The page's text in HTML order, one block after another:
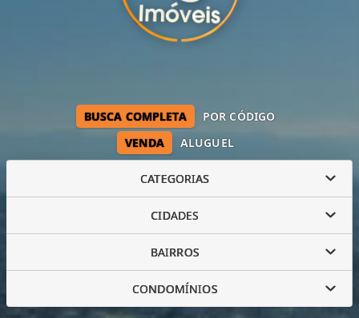
VENDA ALUGUEL
BUSCA COMPLETA POR CÓDIGO
CATEGORIAS
CIDADES
BAIRROS
CONDOMÍNIOS